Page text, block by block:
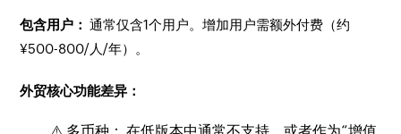
包含用户： 通常仅含1个用户。增加用户需额外付费（约
¥500-800/人/年）。
外贸核心功能差异：